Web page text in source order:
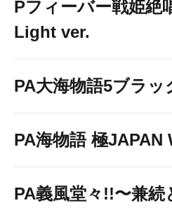
Pフィーバー戦姫絶
Light ver.
PA大海物語5ブラッ
PA海物語 極JAPAN
PA義風堂々!!〜兼続